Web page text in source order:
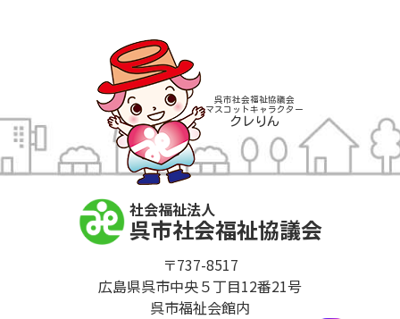
呉市社会福祉協議会
マスコットキャラクター
クレりん
社会福祉法人
呉市社会福祉協議会
〒737-8517
広島県呉市中央５丁目12番21号
呉市福祉会館内